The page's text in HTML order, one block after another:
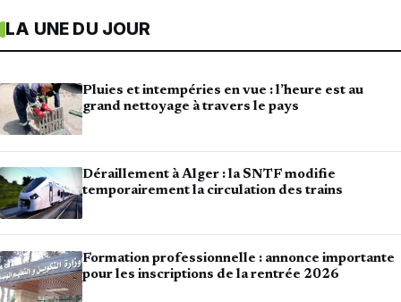
LA UNE DU JOUR
Pluies et intempéries en vue : l’heure est au
grand nettoyage à travers le pays
Déraillement à Alger : la SNTF modifie
temporairement la circulation des trains
Formation professionnelle : annonce importante
pour les inscriptions de la rentrée 2026